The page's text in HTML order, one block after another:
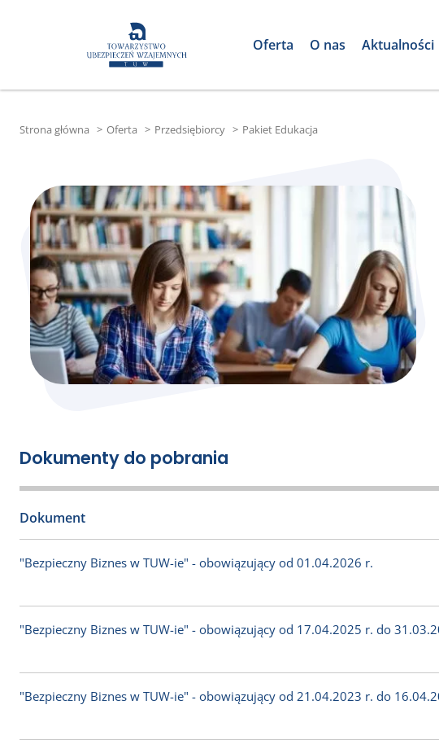
Oferta O nas Aktualności
Strona główna > Oferta > Przedsiębiorcy > Pakiet Edukacja
Dokumenty do pobrania
Dokument
"Bezpieczny Biznes w TUW-ie" - obowiązujący od 01.04.2026 r.
"Bezpieczny Biznes w TUW-ie" - obowiązujący od 17.04.2025 r. do
"Bezpieczny Biznes w TUW-ie" - obowiązujący od 21.04.2023 r. do